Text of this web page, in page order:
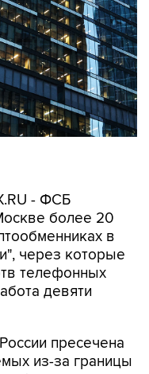
- ФСБ
более 20
в
через которые
телефонных
девяти
пресечена
из-за границы